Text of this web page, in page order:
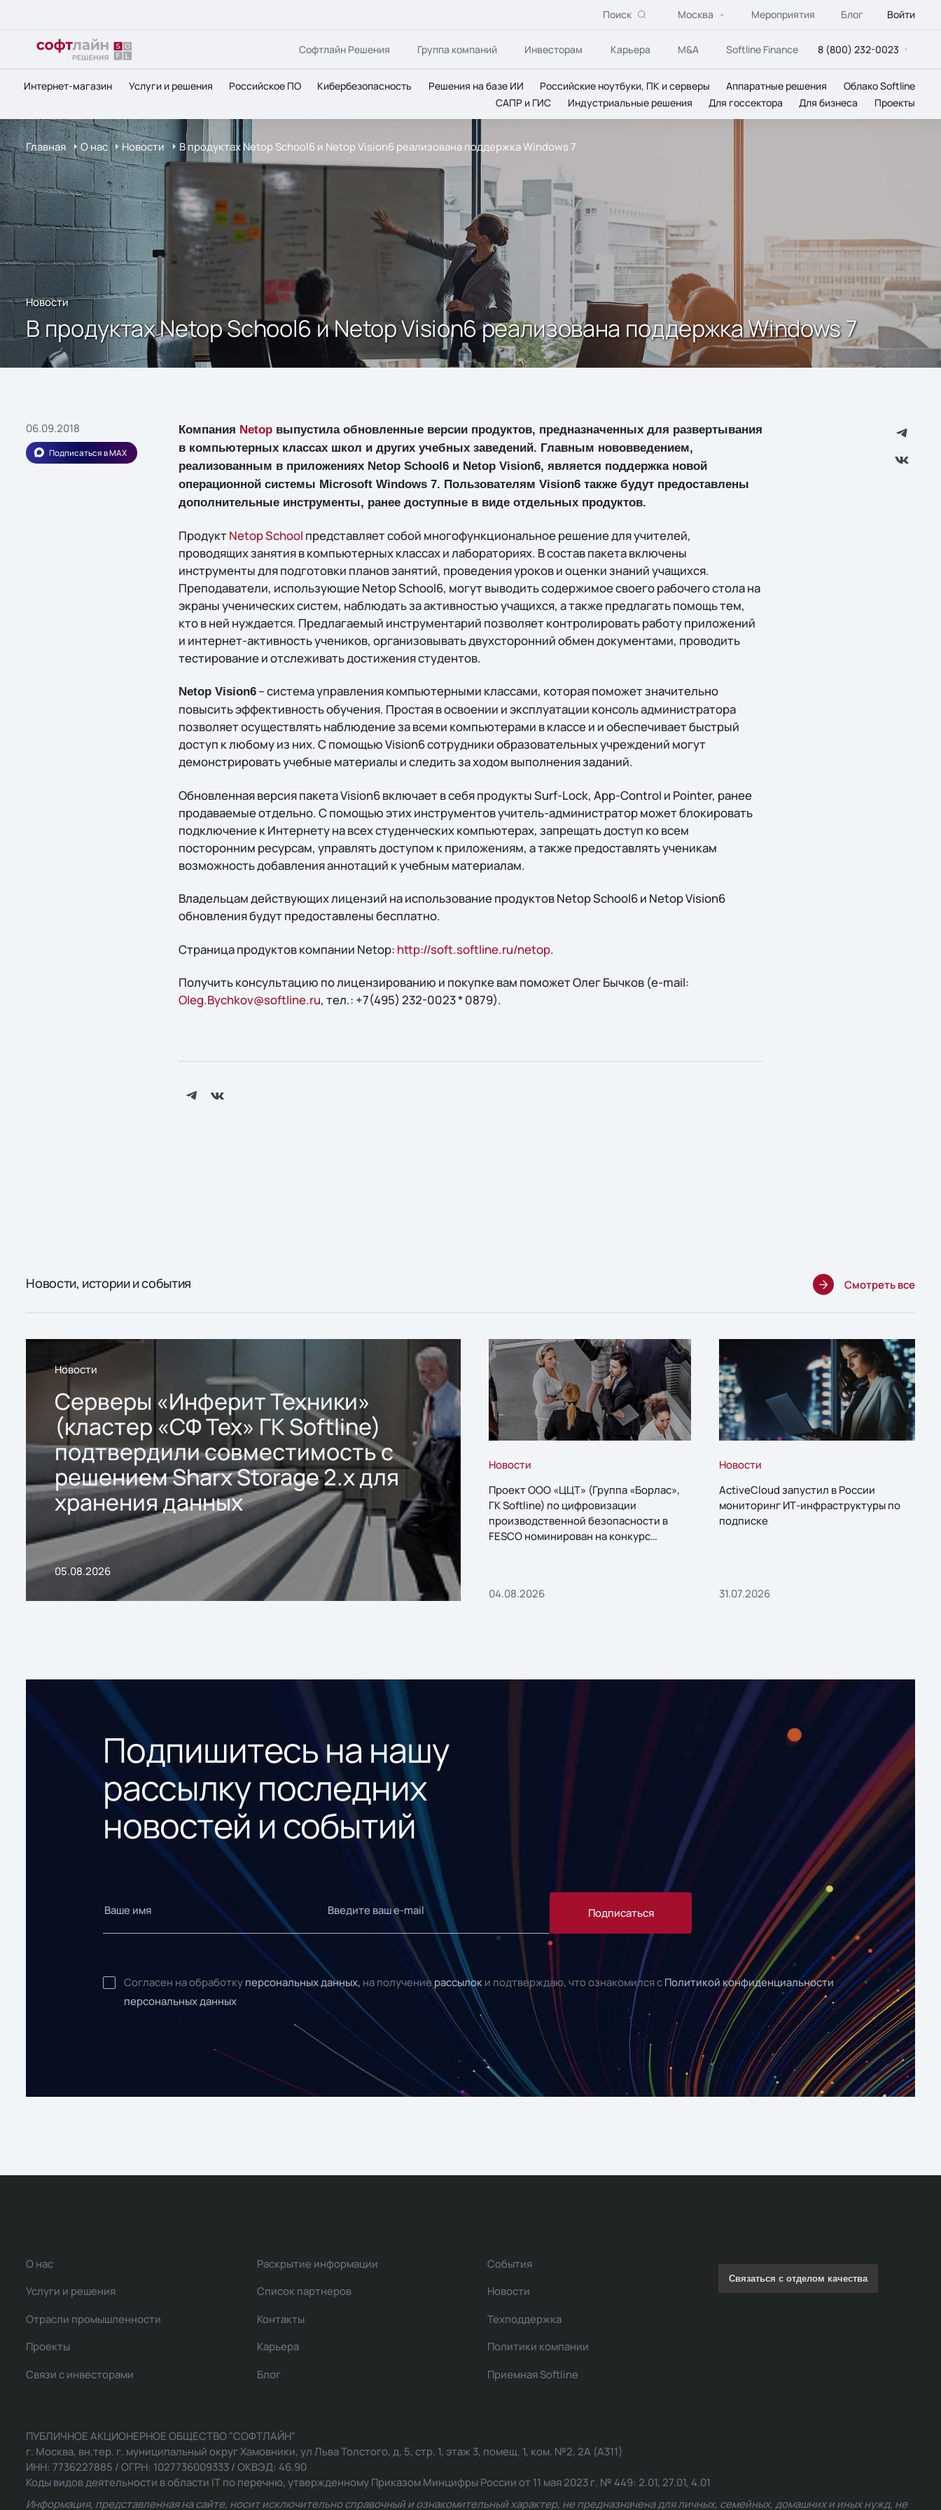
Поиск Москва Мероприятия Блог Войти
Софтлайн Решения Группа компаний Инвесторам Карьера M&A Softline Finance 8 (800) 232-0023
Интернет-магазин Услуги и решения Российское ПО Кибербезопасность Решения на базе ИИ Российские ноутбуки, ПК и серверы Аппаратные решения
Облако Softline
САПР и ГИС
Индустриальные решения Для госсектора Для бизнеса Проекты
Главная О нас Новости В продуктах Netop School6 и Netop Vision6 реализована поддержка Windows 7
Новости
В продуктах Netop School6 и Netop Vision6 реализована поддержка Windows 7
06.09.2018
Подписаться в MAX
Компания Netopвыпустила обновленные версии продуктов, предназначенных для развертывания
в компьютерных классах школ и других учебных заведений. Главным нововведением,
реализованным в приложениях Netop School6 и Netop Vision6, является поддержка новой
операционной системы Microsoft Windows 7. Пользователям Vision6 также будут предоставлены
дополнительные инструменты, ранее доступные в виде отдельных продуктов.
ПродуктNetop School представляет собой многофункциональное решение для учителей,
проводящих занятия в компьютерных классах и лабораториях. В состав пакета включены
инструменты для подготовки планов занятий, проведения уроков и оценки знаний учащихся.
Преподаватели, использующие Netop School6, могут выводить содержимое своего рабочего стола на
экраны ученических систем, наблюдать за активностью учащихся, а также предлагать помощь тем,
кто в ней нуждается. Предлагаемый инструментарий позволяет контролировать работу приложений
и интернет-активность учеников, организовывать двухсторонний обмен документами, проводить
тестирование и отслеживать достижения студентов.
Netop Vision6– система управления компьютерными классами, которая поможет значительно
повысить эффективность обучения. Простая в освоении и эксплуатации консоль администратора
позволяет осуществлять наблюдение за всеми компьютерами в классе и и обеспечивает быстрый
доступ к любому из них. С помощью Vision6 сотрудники образовательных учреждений могут
демонстрировать учебные материалы и следить за ходом выполнения заданий.
Обновленная версия пакета Vision6 включает в себя продукты Surf-Lock, App-Control и Pointer, ранее
продаваемые отдельно. С помощью этих инструментов учитель-администратор может блокировать
подключение к Интернету на всех студенческих компьютерах, запрещать доступ ко всем
посторонним ресурсам, управлять доступом к приложениям, а также предоставлять ученикам
возможность добавления аннотаций к учебным материалам.
Владельцам действующих лицензий на использование продуктов Netop School6 и Netop Vision6
обновления будут предоставлены бесплатно.
Страница продуктов компании Netop: http://soft.softline.ru/netop.
Получить конcультацию по лицензированию и покупке вам поможет Олег Бычков (e-mail:
Oleg.Bychkov@softline.ru, тел.: +7(495) 232-0023 * 0879).
Новости, истории и события Смотреть все
Новости
Серверы «Инферит Техники»
(кластер «СФ Тех» ГК Softline)
подтвердили совместимость с
решением Sharx Storage 2.x для
хранения данных
05.08.2026
Новости
Проект ООО «ЦЦТ» (Группа «Борлас»,
ГК Softline) по цифровизации
производственной безопасности в
FESCO номинирован на конкурс
04.08.2026
Новости
ActiveCloud запустил в России
мониторинг ИТ-инфраструктуры по
подписке
31.07.2026
Подпишитесь на нашу
рассылку последних
новостей и событий
Подписаться
Согласен на обработку персональных данных, на получениерассылок и подтверждаю, что ознакомился с Политикой конфиденциальности
персональных данных
О нас
Услуги и решения
Отрасли промышленности
Проекты
Связи с инвесторами
Раскрытие информации
Список партнеров
Контакты
Карьера
Блог
События
Новости
Техподдержка
Политики компании
Приемная Softline
Связаться с отделом качества
ПУБЛИЧНОЕ АКЦИОНЕРНОЕ ОБЩЕСТВО "СОФТЛАЙН"
г. Москва, вн.тер. г. муниципальный округ Хамовники, ул Льва Толстого, д. 5, стр. 1, этаж 3, помещ. 1, ком. №2, 2А (А311)
ИНН: 7736227885 / ОГРН: 1027736009333 / ОКВЭД: 46.90
Коды видов деятельности в области IT по перечню, утвержденному Приказом Минцифры России от 11 мая 2023 г. № 449: 2.01, 27.01, 4.01
Информация, представленная на сайте, носит исключительно справочный и ознакомительный характер, не предназначена для личных, семейных, домашних и иных нужд, не